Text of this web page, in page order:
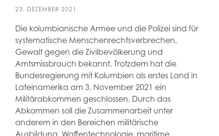
23. DEZEMBER 2021
Die kolumbianische Armee und die Polizei sind für
systematische Menschenrechtsverbrechen,
Gewalt gegen die Zivilbevölkerung und
Amtsmissbrauch bekannt. Trotzdem hat die
Bundesregierung mit Kolumbien als erstes Land in
Lateinamerika am 3. November 2021 ein
Militärabkommen geschlossen. Durch das
Abkommen soll die Zusammenarbeit unter
anderem in den Bereichen militärische
Ausbildung, Waffentechnologie, maritime